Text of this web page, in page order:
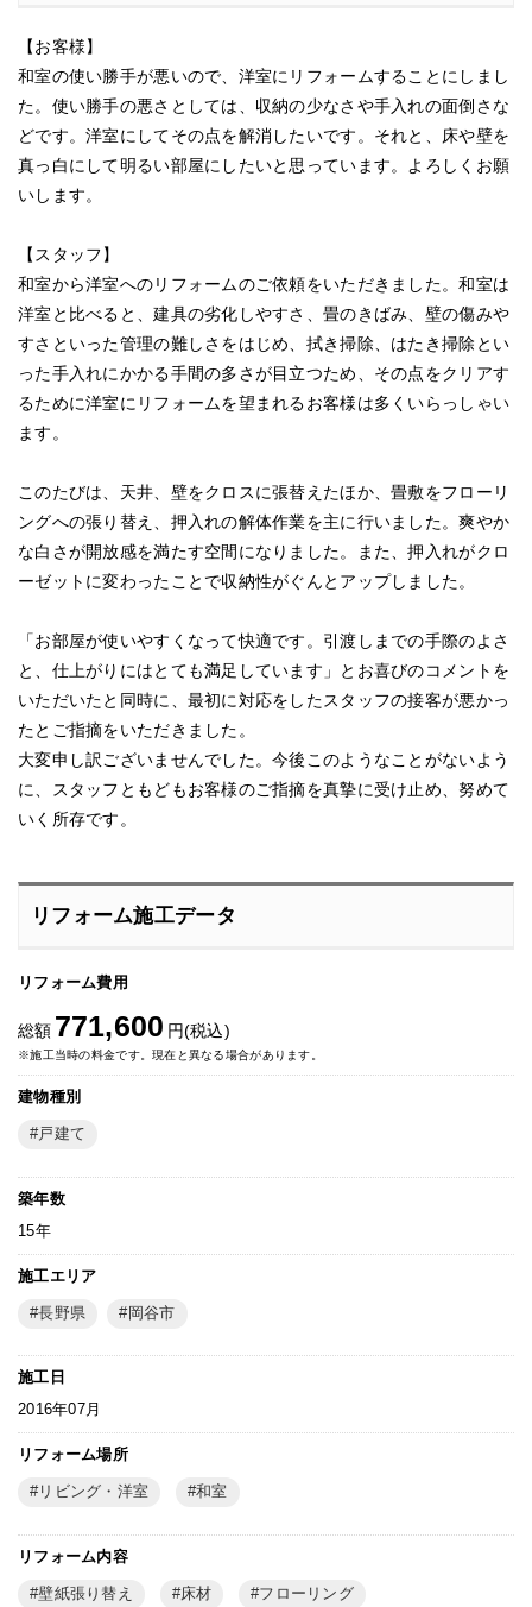
【お客様】
和室の使い勝手が悪いので、洋室にリフォームすることにしまし
た。使い勝手の悪さとしては、収納の少なさや手入れの面倒さな
どです。洋室にしてその点を解消したいです。それと、床や壁を
真っ白にして明るい部屋にしたいと思っています。よろしくお願
いします。
【スタッフ】
和室から洋室へのリフォームのご依頼をいただきました。和室は
洋室と比べると、建具の劣化しやすさ、畳のきばみ、壁の傷みや
すさといった管理の難しさをはじめ、拭き掃除、はたき掃除とい
った手入れにかかる手間の多さが目立つため、その点をクリアす
るために洋室にリフォームを望まれるお客様は多くいらっしゃい
ます。
このたびは、天井、壁をクロスに張替えたほか、畳敷をフローリ
ングへの張り替え、押入れの解体作業を主に行いました。爽やか
な白さが開放感を満たす空間になりました。また、押入れがクロ
ーゼットに変わったことで収納性がぐんとアップしました。
「お部屋が使いやすくなって快適です。引渡しまでの手際のよさ
と、仕上がりにはとても満足しています」とお喜びのコメントを
いただいたと同時に、最初に対応をしたスタッフの接客が悪かっ
たとご指摘をいただきました。
大変申し訳ございませんでした。今後このようなことがないよう
に、スタッフともどもお客様のご指摘を真摯に受け止め、努めて
いく所存です。
リフォーム施工データ
リフォーム費用
総額 771,600 円(税込)
※施工当時の料金です。現在と異なる場合があります。
建物種別
戸建て
築年数
15年
施工エリア
長野県 岡谷市
施工日
2016年07月
リフォーム場所
リビング・洋室 和室
リフォーム内容
壁紙張り替え 床材 フローリング